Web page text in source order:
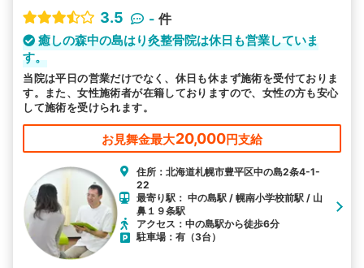
3.5
- 件
癒しの森中の島はり灸整骨院は休日も営業していま
す。
当院は平日の営業だけでなく、休日も休まず施術を受付ておりま
す。また、女性施術者が在籍しておりますので、女性の方も安心
して施術を受けられます。
お見舞金最大20,000円支給
住所：北海道札幌市豊平区中の島2条4-1-
22
最寄り駅： 中の島駅 / 幌南小学校前駅 / 山
鼻１９条駅
アクセス：中の島駅から徒歩6分
駐車場：有（3台）